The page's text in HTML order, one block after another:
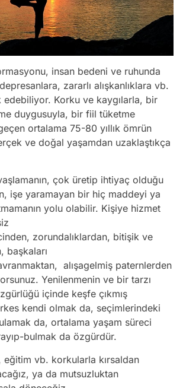
insan bedeni ve ruhunda
zararlı alışkanlıklara vb.
edebiliyor. Korku ve kaygılarla, bir
duygusuyla, bir fiil tüketme
ortalama 75-80 yıllık ömrün
ve doğal yaşamdan uzaklaştıkça
çok üretip ihtiyaç olduğu
işe yaramayan bir hiç maddeyi ya
yolu olabilir. Kişiye hizmet
zorundalıklardan, bitişik ve
başkaları
alışagelmiş paternlerden
Yenilenmenin ve bir tarzı
içinde keşfe çıkmış
kendi olmak da, seçimlerindeki
da, ortalama yaşam süreci
bulmak da özgürdür.
eğitim vb. korkularla kırsaldan
ya da mutsuzluktan